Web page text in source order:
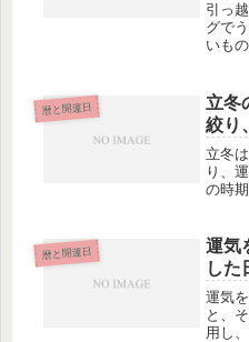
引っ
グで
いも
とさ
の基
見方
避・
す。
暦と開運日
立冬
絞り
立冬
り、
の時
暦と開運日
運気
した
運気
と、
用し